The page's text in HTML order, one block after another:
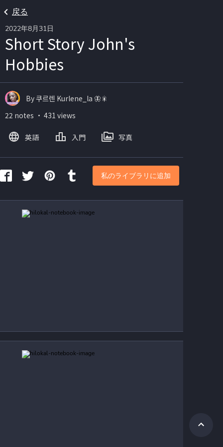
戻る
2022年8月31日
Short Story John's
Hobbies
By 쿠르렌 Kurlene_la 🦋🎇
22 notes ・ 431 views
英語 入門 写真
私のライブラリに追加